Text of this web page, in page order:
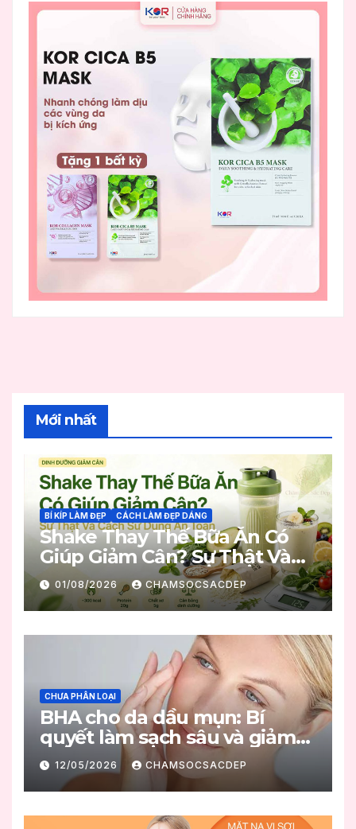
Mới nhất
BÍ KÍP LÀM ĐẸP CÁCH LÀM ĐẸP DÁNG
Shake Thay Thế Bữa Ăn Có
Giúp Giảm Cân? Sự Thật Và
Cách Sử Dụng An Toàn
01/08/2026 CHAMSOCSACDEP
CHƯA PHÂN LOẠI
BHA cho da dầu mụn: Bí
quyết làm sạch sâu và giảm
mụn hiệu quả
12/05/2026 CHAMSOCSACDEP